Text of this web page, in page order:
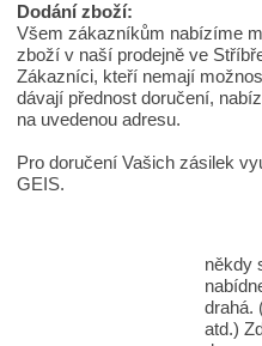
Dodání zboží:
Všem zákazníkům nabízíme
zboží v naší prodejně ve
Zákazníci, kteří nemají
dávají přednost doručení,
na uvedenou adresu.
Pro doručení Vašich zásilek
GEIS.
někdy
drahá.
atd.)